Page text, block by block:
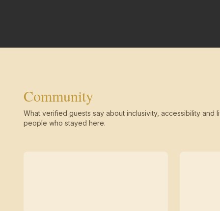
Community
What verified guests say about inclusivity, accessibility and
people who stayed here.